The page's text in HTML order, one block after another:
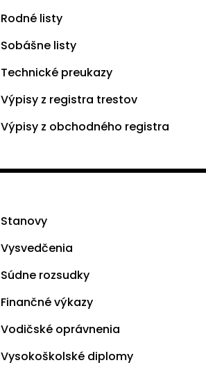
Rodné listy
Sobášne listy
Technické preukazy
Výpisy z registra trestov
Výpisy z obchodného registra
Stanovy
Vysvedčenia
Súdne rozsudky
Finančné výkazy
Vodičské oprávnenia
Vysokoškolské diplomy